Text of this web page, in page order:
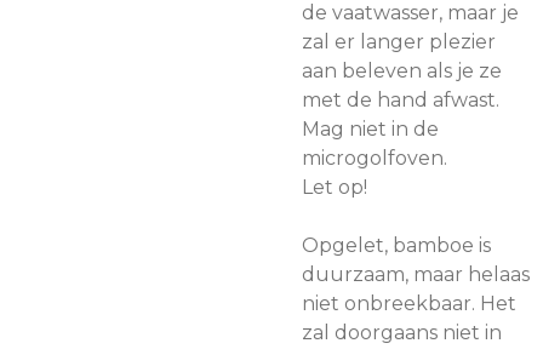
de vaatwasser, maar je
zal er langer plezier
aan beleven als je ze
met de hand afwast.
Mag niet in de
microgolfoven.
Let op!
Opgelet, bamboe is
duurzaam, maar helaas
niet onbreekbaar. Het
zal doorgaans niet in